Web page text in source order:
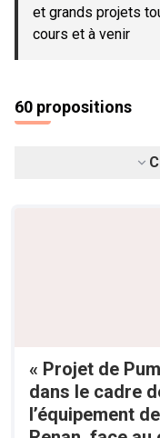
et grands projets
cours et à venir
60 propositions
« Projet de
dans le cadre
l’équipement